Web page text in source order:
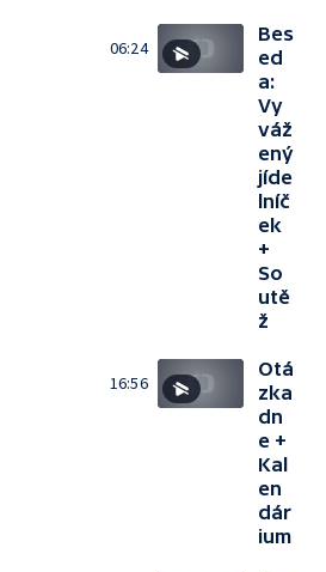
06:24
Bes
ed
a:
Vy
váž
ený
jíde
lníč
ek
+
So
utě
ž
16:56
Otá
zka
dn
e +
Kal
en
dár
ium